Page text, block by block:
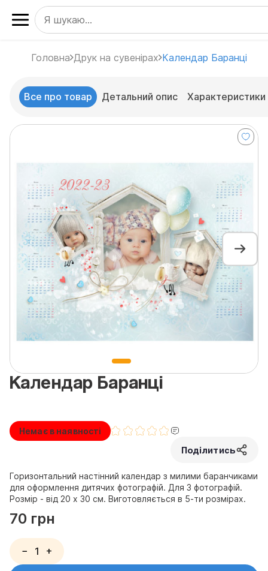
Головна Друк на сувенірах Календар Баранці
Все про товар Детальний опис Характеристики
Календар Баранці
Немає в наявності
Поділитись
Горизонтальний настінний календар з милими баранчиками
для оформлення дитячих фотографій. Для 3 фотографій.
Розмір - від 20 х 30 см. Виготовляється в 5-ти розмірах.
70 грн
− +